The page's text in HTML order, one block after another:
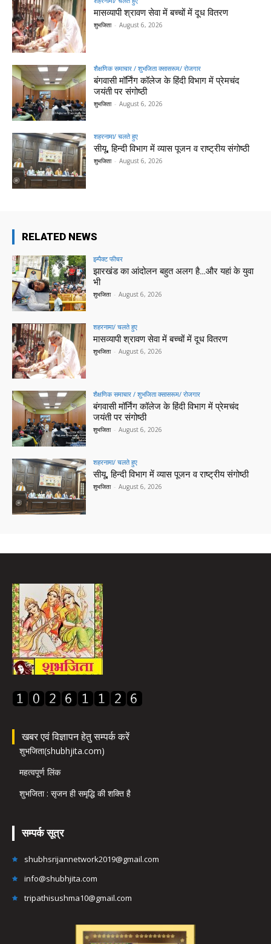
मासव्यापी श्रावण सेवा में बच्चों में दूध वितरण
शुभजिता - August 6, 2026
शैक्षणिक समाचार / शुभजिता क्सासरूम/ रोजगार
बंगवासी मॉर्निंग कॉलेज के हिंदी विभाग में प्रेमचंद
जयंती पर संगोष्ठी
शुभजिता - August 6, 2026
शहरनामा/ चलते हुए
सीयू, हिन्दी विभाग में व्यास पूजन व राष्ट्रीय संगोष्ठी
शुभजिता - August 6, 2026
RELATED NEWS
इम्पैक्ट फीचर
झारखंड का आंदोलन बहुत अलग है…और यहां के युवा
भी
शुभजिता - August 6, 2026
शहरनामा/ चलते हुए
मासव्यापी श्रावण सेवा में बच्चों में दूध वितरण
शुभजिता - August 6, 2026
शैक्षणिक समाचार / शुभजिता क्सासरूम/ रोजगार
बंगवासी मॉर्निंग कॉलेज के हिंदी विभाग में प्रेमचंद
जयंती पर संगोष्ठी
शुभजिता - August 6, 2026
शहरनामा/ चलते हुए
सीयू, हिन्दी विभाग में व्यास पूजन व राष्ट्रीय संगोष्ठी
शुभजिता - August 6, 2026
खबर एवं विज्ञापन हेतु सम्पर्क करें
शुभजिता(shubhjita.com)
महत्वपूर्ण लिंक
शुभजिता : सृजन ही समृद्धि की शक्ति है
सम्पर्क सूत्र
shubhsrijannetwork2019@gmail.com
info@shubhjita.com
tripathisushma10@gmail.com